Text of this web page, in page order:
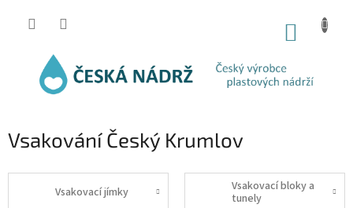
Vsakování Český Krumlov
Vsakovací jímky
Vsakovací bloky a
tunely